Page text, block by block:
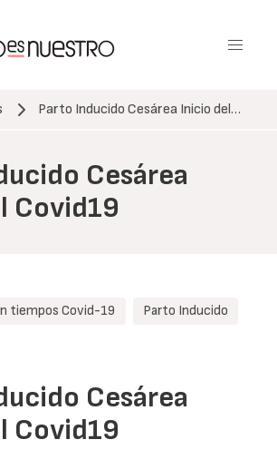
Parto Inducido Cesárea Inicio del…
Cesárea
Covid19
Cesárea
Covid19
tiempos Covid-19 Parto Inducido